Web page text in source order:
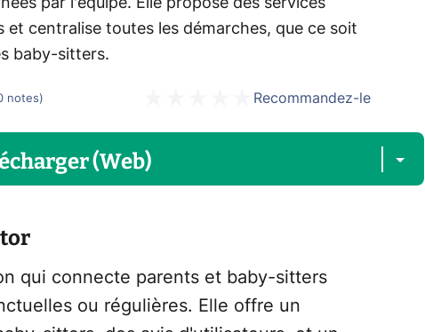
par l'équipe. Elle propose des services
et centralise toutes les démarches, que ce soit
baby-sitters.
notes) Recommandez-le
(Web)
qui connecte parents et baby-sitters
ou régulières. Elle offre un